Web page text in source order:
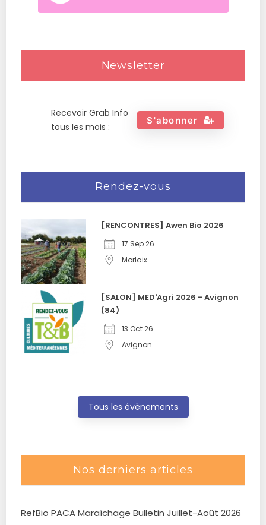
Newsletter
Recevoir Grab Info
tous les mois :
S'abonner
Rendez-vous
[RENCONTRES] Awen Bio 2026
17 Sep 26
Morlaix
[SALON] MED'Agri 2026 - Avignon
(84)
13 Oct 26
Avignon
Tous les évènements
Nos derniers articles
RefBio PACA Maraîchage Bulletin Juillet-Août 2026